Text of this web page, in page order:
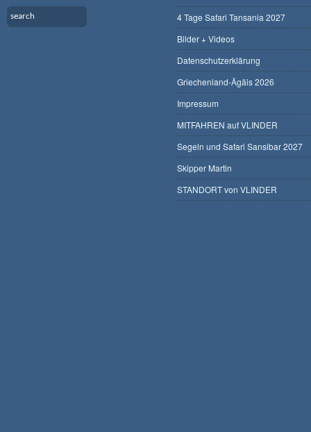
4 Tage Safari Tansania 2027
Bilder + Videos
Datenschutzerklärung
Griechenland-Ägäis 2026
Impressum
MITFAHREN auf VLINDER
Segeln und Safari Sansibar 2027
Skipper Martin
STANDORT von VLINDER